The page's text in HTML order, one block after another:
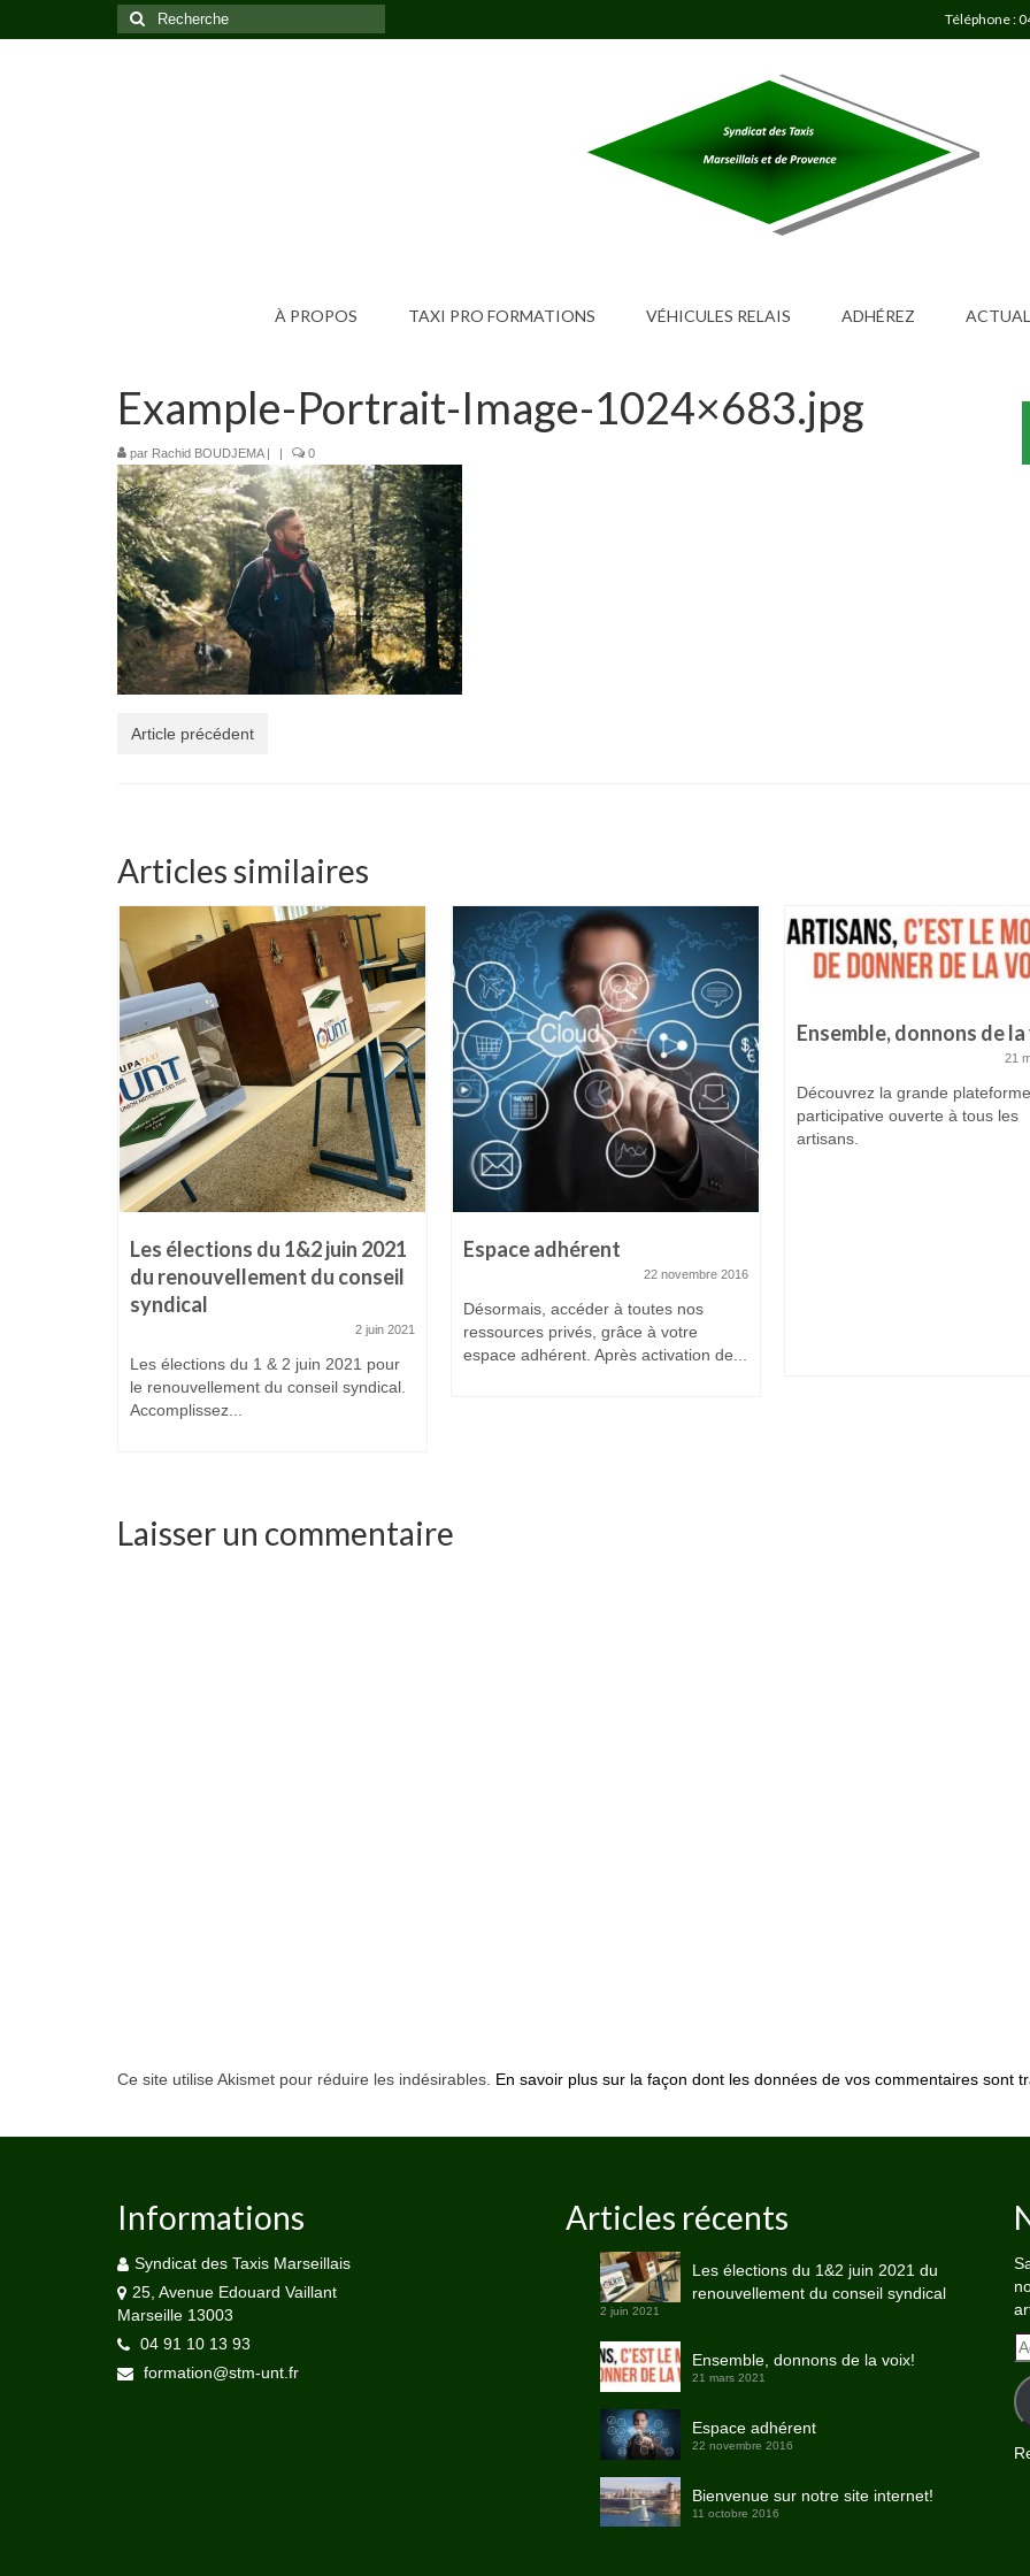
Téléphone :
Rechercher
:
À PROPOS TAXI PRO FORMATIONS VÉHICULES RELAIS ADHÉREZ
Example-Portrait-Image-1024×683.jpg
par Rachid BOUDJEMA| | 0
Article précédent
Articles similaires
Les élections du 1&2 juin 2021
du renouvellement du conseil
syndical
2 juin 2021
Les élections du 1 & 2 juin 2021 pour
le renouvellement du conseil syndical.
Accomplissez...
Espace adhérent
22 novembre 2016
Désormais, accéder à toutes nos
ressources privés, grâce à votre
espace adhérent. Après activation de...
Ensemble, donnons de
21
Découvrez la grande plateforme
participative ouverte à tous les
artisans.
Laisser un commentaire
Ce site utilise Akismet pour réduire les indésirables. En savoir plus sur la façon dont les données de vos commentaires sont
Informations
Syndicat des Taxis Marseillais
25, Avenue Edouard Vaillant
Marseille 13003
04 91 10 13 93
formation@stm-unt.fr
Articles récents
Les élections du 1&2 juin 2021 du
renouvellement du conseil syndical
2 juin 2021
Ensemble, donnons de la voix!
21 mars 2021
Espace adhérent
22 novembre 2016
Bienvenue sur notre site internet!
11 octobre 2016
e-